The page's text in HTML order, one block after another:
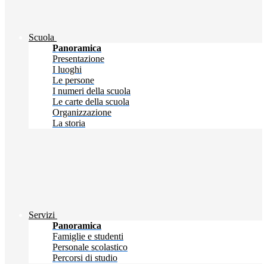
Scuola
Panoramica
Presentazione
I luoghi
Le persone
I numeri della scuola
Le carte della scuola
Organizzazione
La storia
Servizi
Panoramica
Famiglie e studenti
Personale scolastico
Percorsi di studio